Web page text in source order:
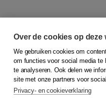
© 2026Koninklijke Boom
Over de cookies op deze
We gebruiken cookies om
om functies voor social media te
te analyseren. Ook delen we
site met onze partners voor
Privacy- en cookieverklaring